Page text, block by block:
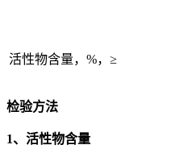
活性物含量，%，≥
检验方法
1、活性物含量